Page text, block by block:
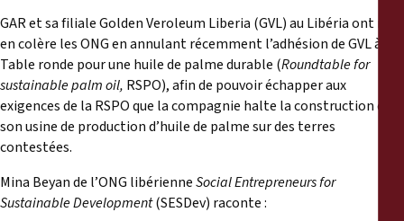
Materiales de capacitación
Documentos informativos
Presentaciones legales
GAR et sa filiale Golden Veroleum Liberia (GVL) au Libéria ont mis
en colère les ONG en annulant récemment l’adhésion de GVL à la
Table ronde pour une huile de palme durable (Roundtable for
sustainable palm oil, RSPO), afin de pouvoir échapper aux
exigences de la RSPO que la compagnie halte la construction de
son usine de production d’huile de palme sur des terres
contestées.
Mina Beyan de l’ONG libérienneSocial Entrepreneurs for
Sustainable Development(SESDev) raconte :